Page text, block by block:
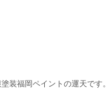
装福岡ペイントの運天です。